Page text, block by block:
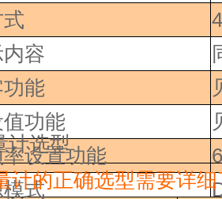
4
容
能
功能
设置功能
式
计选型
计的正确选型需要详